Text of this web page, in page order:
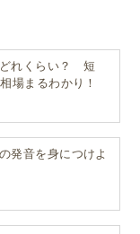
れくらい？ 短
場まるわかり！
発音を身につけよ